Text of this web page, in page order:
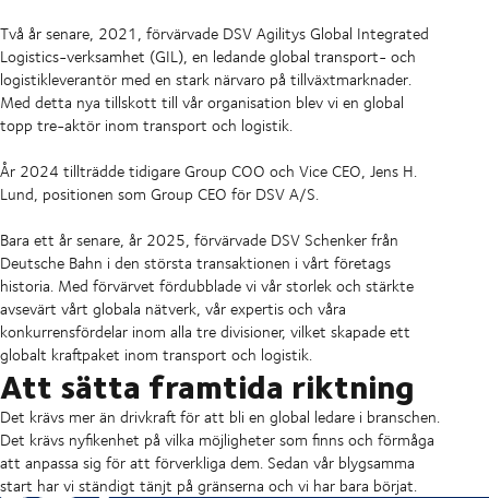
Två år senare, 2021, förvärvade DSV Agilitys Global Integrated
Logistics-verksamhet (GIL), en ledande global transport- och
logistikleverantör med en stark närvaro på tillväxtmarknader.
Med detta nya tillskott till vår organisation blev vi en global
topp tre-aktör inom transport och logistik.
År 2024 tillträdde tidigare Group COO och Vice CEO, Jens H.
Lund, positionen som Group CEO för DSV A/S.
Bara ett år senare, år 2025, förvärvade DSV Schenker från
Deutsche Bahn i den största transaktionen i vårt företags
historia. Med förvärvet fördubblade vi vår storlek och stärkte
avsevärt vårt globala nätverk, vår expertis och våra
konkurrensfördelar inom alla tre divisioner, vilket skapade ett
globalt kraftpaket inom transport och logistik.
Att sätta framtida riktning
Det krävs mer än drivkraft för att bli en global ledare i branschen.
Det krävs nyfikenhet på vilka möjligheter som finns och förmåga
att anpassa sig för att förverkliga dem. Sedan vår blygsamma
start har vi ständigt tänjt på gränserna och vi har bara börjat.